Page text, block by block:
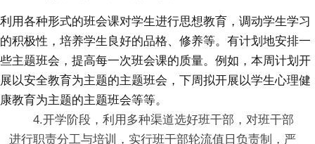
利用各种形式的班会课对学生进行思想教育，调动学生学习
的积极性，培养学生良好的品格、修养等。有计划地安排一
些主题班会，提高每一次班会课的质量。例如，本周计划开
展以安全教育为主题的主题班会，下周拟开展以学生心理健
康教育为主题的主题班会等等。
4.开学阶段，利用多种渠道选好班干部，对班干部
进行职责分工与培训，实行班干部轮流值日负责制，严